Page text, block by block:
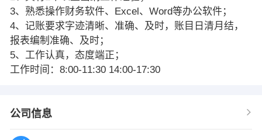
3、熟悉操作财务软件、Excel、Word等办公软件；
4、记账要求字迹清晰、准确、及时，账目日清月结，
报表编制准确、及时；
5、工作认真，态度端正；
工作时间：8:00-11:30 14:00-17:30
公司信息